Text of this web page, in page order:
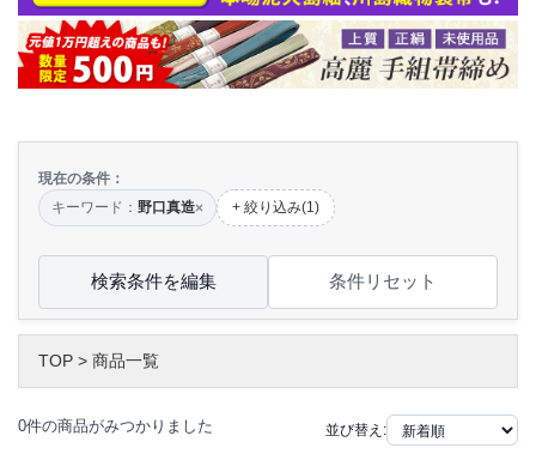
現在の条件：
キーワード： 野口真造× + 絞り込み(1)
検索条件を編集 条件リセット
TOP > 商品一覧
0件の商品がみつかりました 並び替え: